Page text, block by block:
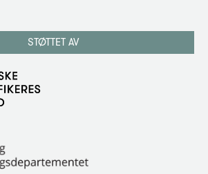
STØTTET AV